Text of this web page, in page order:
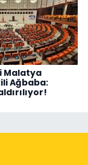
Malatya
Ağbaba: